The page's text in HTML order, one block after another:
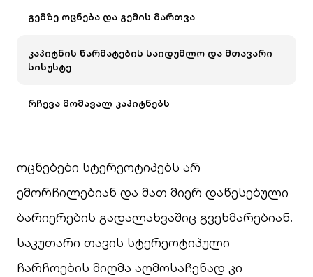
გემზე ოცნება და გემის მართვა
კაპიტნის წარმატების საიდუმლო და მთავარი
სისუსტე
რჩევა მომავალ კაპიტნებს
ოცნებები სტერეოტიპებს არ
ემორჩილებიან და მათ მიერ დაწესებული
ბარიერების გადალახვაშიც გვეხმარებიან.
საკუთარი თავის სტერეოტიპული
ჩარჩოების მიღმა აღმოსაჩენად კი